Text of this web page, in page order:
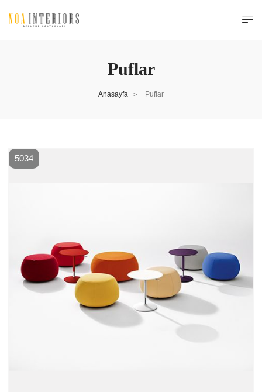
Puflar
Anasayfa > Puflar
5034